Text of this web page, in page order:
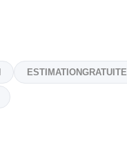
ESTIMATIONGRATUITE